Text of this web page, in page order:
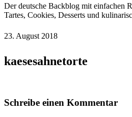
Der deutsche Backblog mit einfachen
Tartes, Cookies, Desserts und
23. August 2018
kaesesahnetorte
Schreibe einen Kommentar